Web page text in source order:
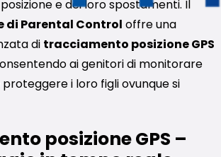
e dei loro spostamenti. Il
di Parental Control offre una
di tracciamento posizione GPS
ai genitori di monitorare
i loro figli ovunque si
posizione GPS –